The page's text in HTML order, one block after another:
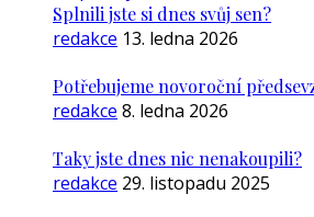
Splnili jste si dnes svůj sen?
redakce 13. ledna 2026
Potřebujeme novoroční
redakce 8. ledna 2026
Taky jste dnes nic nenakoupili?
redakce 29. listopadu 2025